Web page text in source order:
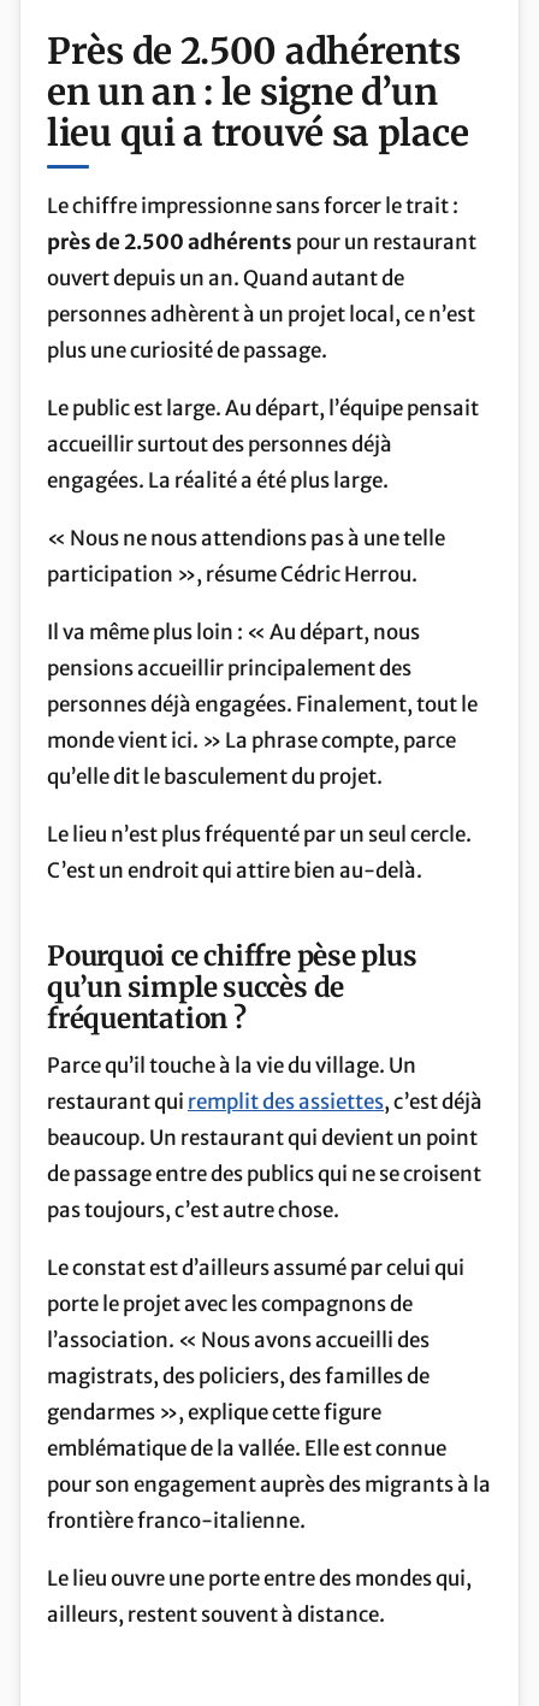
Près de 2.500 adhérents
en un an : le signe d’un
lieu qui a trouvé sa place
Le chiffre impressionne sans forcer le trait :
près de 2.500 adhérents pour un restaurant
ouvert depuis un an. Quand autant de
personnes adhèrent à un projet local, ce n’est
plus une curiosité de passage.
Le public est large. Au départ, l’équipe pensait
accueillir surtout des personnes déjà
engagées. La réalité a été plus large.
« Nous ne nous attendions pas à une telle
participation », résume Cédric Herrou.
Il va même plus loin : « Au départ, nous
pensions accueillir principalement des
personnes déjà engagées. Finalement, tout le
monde vient ici. » La phrase compte, parce
qu’elle dit le basculement du projet.
Le lieu n’est plus fréquenté par un seul cercle.
C’est un endroit qui attire bien au-delà.
Pourquoi ce chiffre pèse plus
qu’un simple succès de
fréquentation ?
Parce qu’il touche à la vie du village. Un
restaurant qui remplit des assiettes, c’est déjà
beaucoup. Un restaurant qui devient un point
de passage entre des publics qui ne se croisent
pas toujours, c’est autre chose.
Le constat est d’ailleurs assumé par celui qui
porte le projet avec les compagnons de
l’association. « Nous avons accueilli des
magistrats, des policiers, des familles de
gendarmes », explique cette figure
emblématique de la vallée. Elle est connue
pour son engagement auprès des migrants à la
frontière franco-italienne.
Le lieu ouvre une porte entre des mondes qui,
ailleurs, restent souvent à distance.